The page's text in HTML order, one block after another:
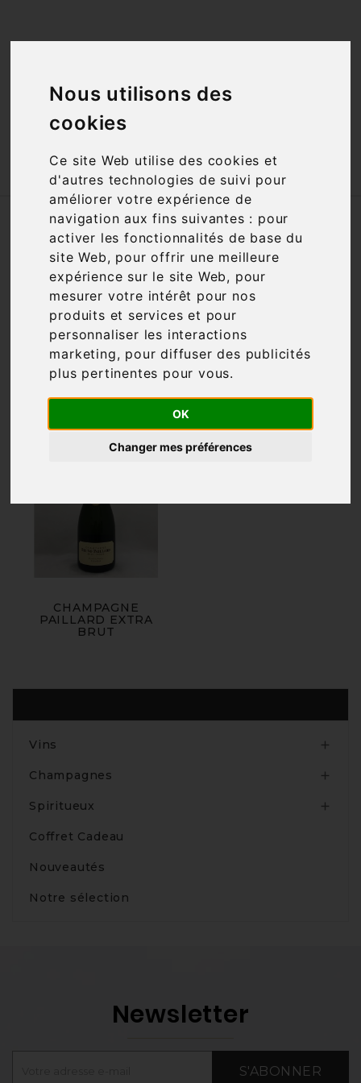
Nous utilisons des
cookies
Ce site Web utilise des cookies et
d'autres technologies de suivi pour
améliorer votre expérience de
navigation aux fins suivantes : pour
activer les fonctionnalités de base du
site Web, pour offrir une meilleure
expérience sur le site Web, pour
mesurer votre intérêt pour nos
produits et services et pour
personnaliser les interactions
marketing, pour diffuser des publicités
plus pertinentes pour vous.
OK
Changer mes préférences
Accueil Champagnes Prix 30 à 50€
Filtre 1 article
Pertinence 
CHAMPAGNE
PAILLARD EXTRA
BRUT
Vins 
Champagnes 
Spiritueux 
Coffret Cadeau
Nouveautés
Notre sélection
Newsletter
S'ABONNER